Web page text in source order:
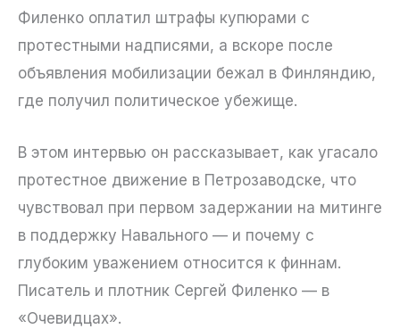
Филенко оплатил штрафы купюрами с
протестными надписями, а вскоре после
объявления мобилизации бежал в Финляндию,
где получил политическое убежище.
В этом интервью он рассказывает, как угасало
протестное движение в Петрозаводске, что
чувствовал при первом задержании на митинге
в поддержку Навального — и почему с
глубоким уважением относится к финнам.
Писатель и плотник Сергей Филенко — в
«Очевидцах».